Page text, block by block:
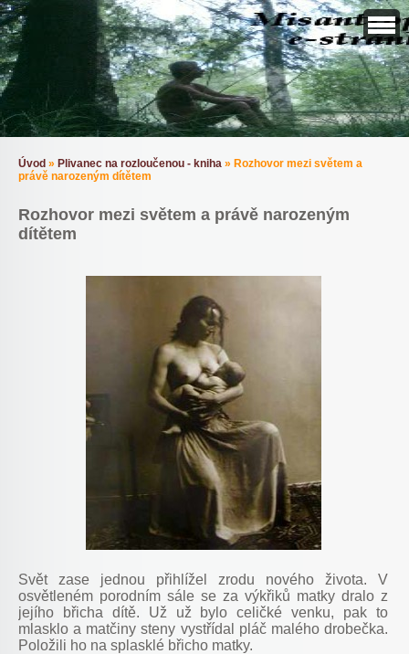
Úvod » Plivanec na rozloučenou - kniha » Rozhovor mezi světem a
právě narozeným dítětem
Rozhovor mezi světem a právě narozeným
dítětem
Svět zase jednou přihlížel zrodu nového života. V
osvětleném porodním sále se za výkřiků matky dralo z
jejího břicha dítě. Už už bylo celičké venku, pak to
mlasklo a matčiny steny vystřídal pláč malého drobečka.
Položili ho na splasklé břicho matky.